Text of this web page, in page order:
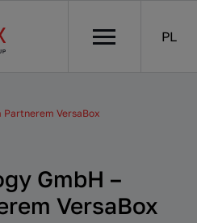
PL
Partnerem VersaBox
GmbH –
VersaBox